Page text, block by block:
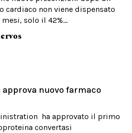
cardiaco non viene dispensato
solo il 42%...
nuovo farmaco
ha approvato il primo
convertasi